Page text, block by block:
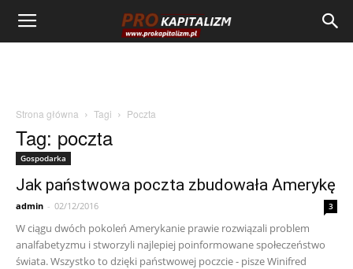
Strona główna Tagi Poczta
Tag: poczta
Gospodarka
Jak państwowa poczta zbudowała Amerykę
admin - 02/12/2016 3
W ciągu dwóch pokoleń Amerykanie prawie rozwiązali problem
analfabetyzmu i stworzyli najlepiej poinformowane społeczeństwo
świata. Wszystko to dzięki państwowej poczcie - pisze Winifred